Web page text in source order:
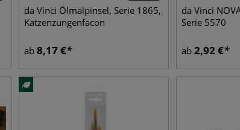
da Vinci Ölmalpinsel, Serie 1865,
Katzenzungenfacon
ab 8,17 €
da Vinci
Serie 5570
ab 2,92 €